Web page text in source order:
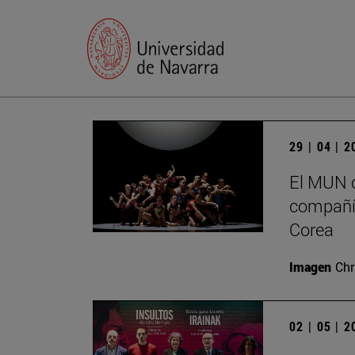
29 | 04 |
El MUN
Corea
Imagen
02 | 05 |